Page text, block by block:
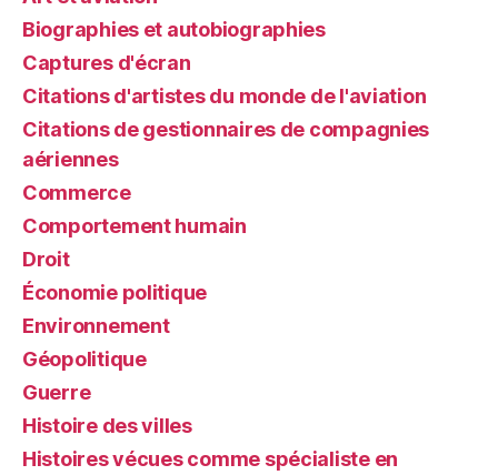
Biographies et autobiographies
Captures d'écran
Citations d'artistes du monde de l'aviation
Citations de gestionnaires de compagnies
aériennes
Commerce
Comportement humain
Droit
Économie politique
Environnement
Géopolitique
Guerre
Histoire des villes
Histoires vécues comme spécialiste en